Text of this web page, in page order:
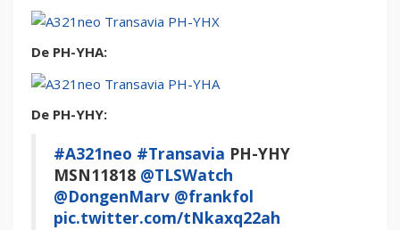
De PH-YHA:
De PH-YHY:
#A321neo #Transavia PH-YHY
MSN11818 @TLSWatch
@DongenMarv @frankfol
pic.twitter.com/tNkaxq22ah